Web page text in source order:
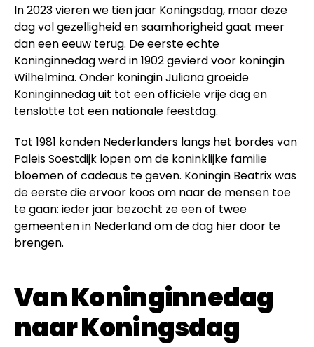
In 2023 vieren we tien jaar Koningsdag, maar deze
dag vol gezelligheid en saamhorigheid gaat meer
dan een eeuw terug. De eerste echte
Koninginnedag werd in 1902 gevierd voor koningin
Wilhelmina. Onder koningin Juliana groeide
Koninginnedag uit tot een officiële vrije dag en
tenslotte tot een nationale feestdag.
Tot 1981 konden Nederlanders langs het bordes van
Paleis Soestdijk lopen om de koninklijke familie
bloemen of cadeaus te geven. Koningin Beatrix was
de eerste die ervoor koos om naar de mensen toe
te gaan: ieder jaar bezocht ze een of twee
gemeenten in Nederland om de dag hier door te
brengen.
Van Koninginnedag
naar Koningsdag